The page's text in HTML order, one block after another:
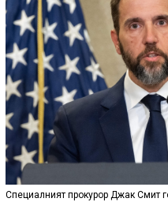
Специалният прокурор Джак Смит